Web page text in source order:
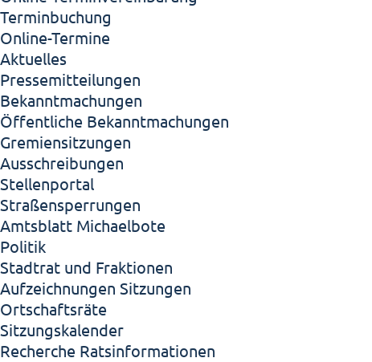
Terminbuchung
Online-Termine
Aktuelles
Pressemitteilungen
Bekanntmachungen
Öffentliche Bekanntmachungen
Gremiensitzungen
Ausschreibungen
Stellenportal
Straßensperrungen
Amtsblatt Michaelbote
Politik
Stadtrat und Fraktionen
Aufzeichnungen Sitzungen
Ortschaftsräte
Sitzungskalender
Recherche Ratsinformationen